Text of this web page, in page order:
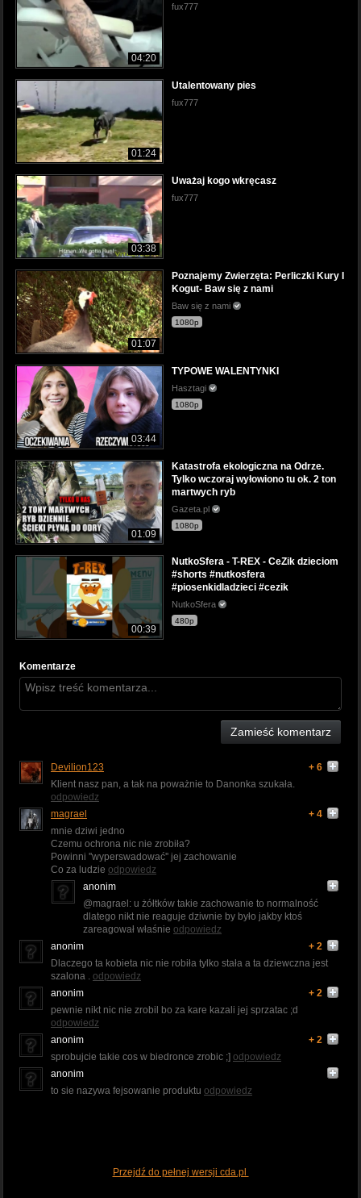
04:20
fux777
01:24
Utalentowany pies
fux777
03:38
Uważaj kogo wkręcasz
fux777
01:07
Poznajemy Zwierzęta: Perliczki Kury I
Kogut- Baw się z nami
Baw się z nami
1080p
03:44
TYPOWE WALENTYNKI
Hasztagi
1080p
01:09
Katastrofa ekologiczna na Odrze.
Tylko wczoraj wyłowiono tu ok. 2 ton
martwych ryb
Gazeta.pl
1080p
00:39
NutkoSfera - T-REX - CeZik dzieciom
#shorts #nutkosfera
#piosenkidladzieci #cezik
NutkoSfera
480p
Komentarze
Zamieść komentarz
Devilion123
+ 6
Klient nasz pan, a tak na poważnie to Danonka szukała.
odpowiedz
magrael
+ 4
mnie dziwi jedno
Czemu ochrona nic nie zrobiła?
Powinni ''wyperswadować'' jej zachowanie
Co za ludzie odpowiedz
anonim
@magrael: u żółtków takie zachowanie to normalność
dlatego nikt nie reaguje dziwnie by było jakby ktoś
zareagował właśnie odpowiedz
anonim
+ 2
Dlaczego ta kobieta nic nie robiła tylko stała a ta dziewczna jest
szalona . odpowiedz
anonim
+ 2
pewnie nikt nic nie zrobil bo za kare kazali jej sprzatac ;d
odpowiedz
anonim
+ 2
sprobujcie takie cos w biedronce zrobic ;] odpowiedz
anonim
to sie nazywa fejsowanie produktu odpowiedz
Przejdź do pełnej wersji cda.pl